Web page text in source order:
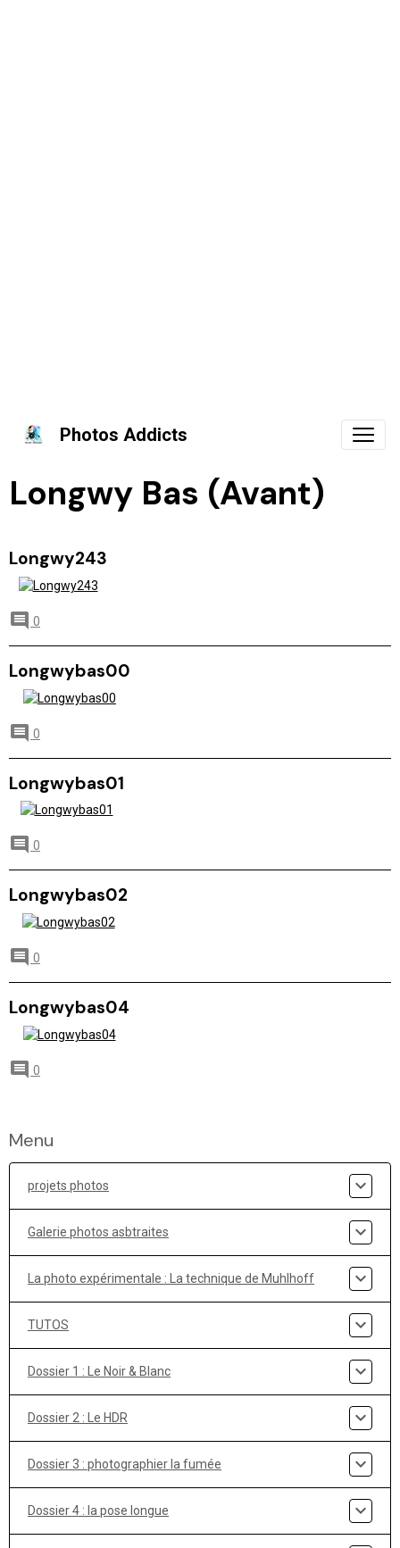
Photos Addicts
Longwy Bas (Avant)
Longwy243
0
Longwybas00
0
Longwybas01
0
Longwybas02
0
Longwybas04
0
Menu
projets photos
Galerie photos asbtraites
La photo expérimentale : La technique de Muhlhoff
TUTOS
Dossier 1 : Le Noir & Blanc
Dossier 2 : Le HDR
Dossier 3 : photographier la fumée
Dossier 4 : la pose longue